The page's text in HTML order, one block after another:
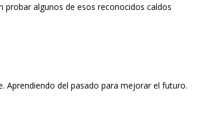
algunos de esos reconocidos caldos
Aprendiendo del pasado para mejorar el futuro.